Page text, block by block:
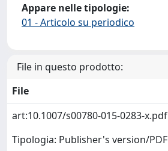
Appare nelle tipologie:
01 - Articolo su periodico
File in questo prodotto:
File
art:10.1007/s00780-015-0283-x.pdf
Tipologia: Publisher's version/PDF